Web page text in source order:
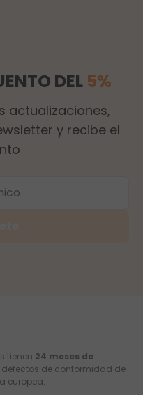
DEL 5%
actualizaciones,
y recibe el
tienen 24 meses de
defectos de conformidad de
europea.